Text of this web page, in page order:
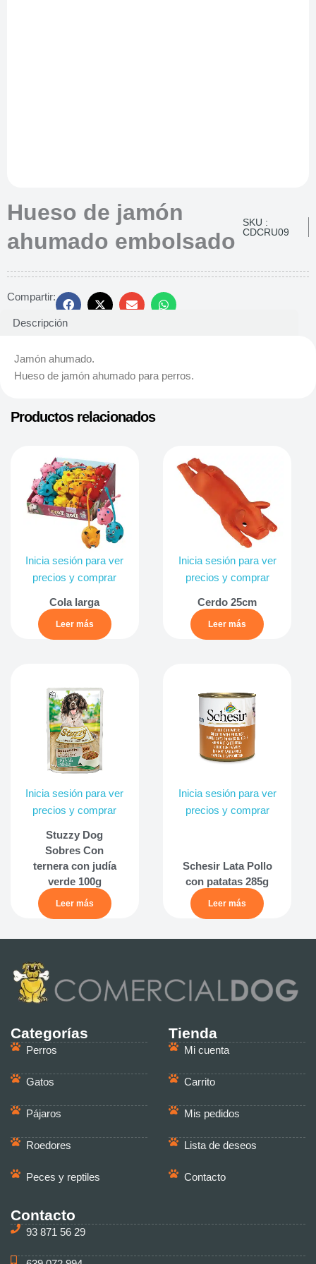
Hueso de jamón
ahumado embolsado
SKU :
CDCRU09
Compartir:
Descripción
Jamón ahumado.
Hueso de jamón ahumado para perros.
Productos relacionados
Inicia sesión para ver
precios y comprar
Cola larga
Leer más
Inicia sesión para ver
precios y comprar
Cerdo 25cm
Leer más
Inicia sesión para ver
precios y comprar
Stuzzy Dog
Sobres Con
ternera con judía
verde 100g
Leer más
Inicia sesión para ver
precios y comprar
Schesir Lata Pollo
con patatas 285g
Leer más
Categorías
Perros
Gatos
Pájaros
Roedores
Peces y reptiles
Tienda
Mi cuenta
Carrito
Mis pedidos
Lista de deseos
Contacto
Contacto
93 871 56 29